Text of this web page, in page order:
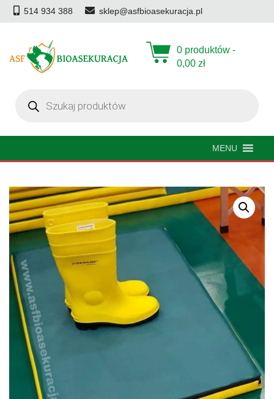
514 934 388 sklep@asfbioasekuracja.pl
0 produktów -
0,00 zł
produktów
MENU